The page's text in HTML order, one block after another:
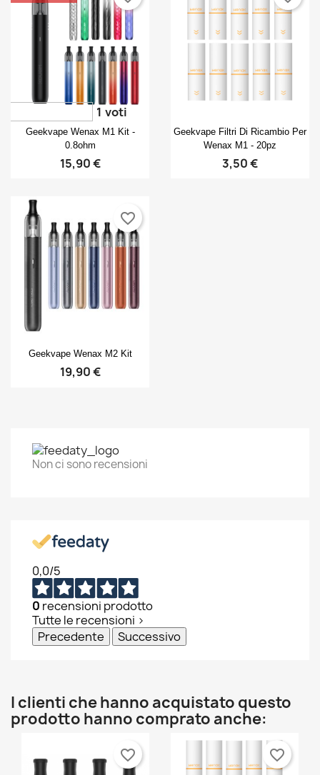
Anteprima
Geekvape Wenax M1 Kit -
0.8ohm
15,90 €
1 voti
 Anteprima
Geekvape Filtri Di Ricambio Per
Wenax M1 - 20pz
3,50 €
Anteprima
Geekvape Wenax M2 Kit
19,90 €
favorite_border
Non ci sono recensioni
0,0/5
0 recensioni prodotto
Tutte le recensioni >
Precedente
Successivo
I clienti che hanno acquistato questo
prodotto hanno comprato anche:
favorite_border favorite_border